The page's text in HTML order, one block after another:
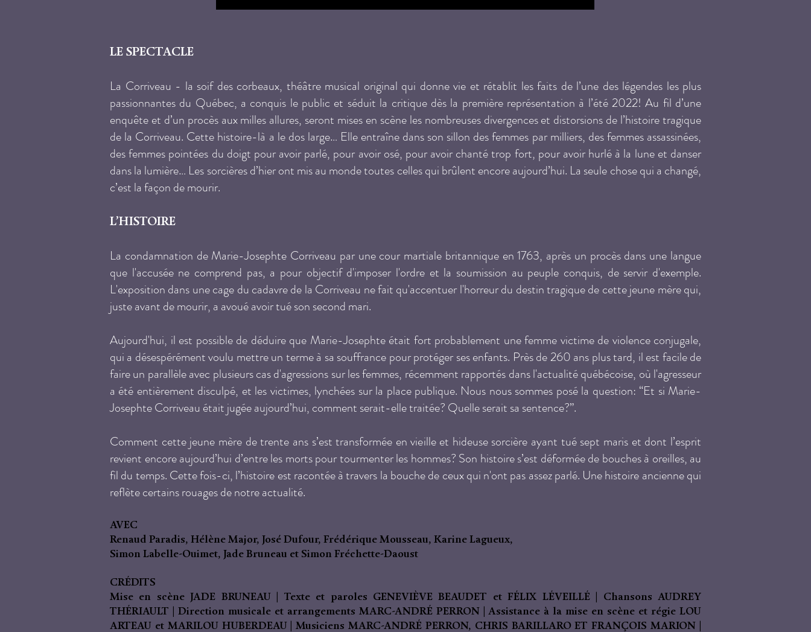
LE SPECTACLE
La Corriveau - la soif des corbeaux, théâtre musical original qui donne vie et rétablit les faits de l’une des légendes les plus
passionnantes du Québec, a conquis le public et séduit la critique dès la première représentation à l’été 2022! Au fil d’une
enquête et d’un procès aux milles allures, seront mises en scène les nombreuses divergences et distorsions de l’histoire tragique
de la Corriveau. Cette histoire-là a le dos large… Elle entraîne dans son sillon des femmes par milliers, des femmes assassinées,
des femmes pointées du doigt pour avoir parlé, pour avoir osé, pour avoir chanté trop fort, pour avoir hurlé à la lune et danser
dans la lumière… Les sorcières d’hier ont mis au monde toutes celles qui brûlent encore aujourd’hui. La seule chose qui a changé,
c’est la façon de mourir.
L’HISTOIRE
La condamnation de Marie-Josephte Corriveau par une cour martiale britannique en 1763, après un procès dans une langue
que l'accusée ne comprend pas, a pour objectif d'imposer l'ordre et la soumission au peuple conquis, de servir d'exemple.
L'exposition dans une cage du cadavre de la Corriveau ne fait qu'accentuer l'horreur du destin tragique de cette jeune mère qui,
juste avant de mourir, a avoué avoir tué son second mari.
Aujourd'hui, il est possible de déduire que Marie-Josephte était fort probablement une femme victime de violence conjugale,
qui a désespérément voulu mettre un terme à sa souffrance pour protéger ses enfants. Près de 260 ans plus tard, il est facile de
faire un parallèle avec plusieurs cas d'agressions sur les femmes, récemment rapportés dans l'actualité québécoise, où l'agresseur
a été entièrement disculpé, et les victimes, lynchées sur la place publique. Nous nous sommes posé la question: “Et si Marie-
Josephte Corriveau était jugée aujourd’hui, comment serait-elle traitée? Quelle serait sa sentence?”.
Comment cette jeune mère de trente ans s’est transformée en vieille et hideuse sorcière ayant tué sept maris et dont l’esprit
revient encore aujourd’hui d’entre les morts pour tourmenter les hommes? Son histoire s’est déformée de bouches à oreilles, au
fil du temps. Cette fois-ci, l’histoire est racontée à travers la bouche de ceux qui n'ont pas assez parlé. Une histoire ancienne qui
reflète certains rouages de notre actualité.
AVEC
Renaud Paradis, Hélène Major, José Dufour, Frédérique Mousseau, Karine Lagueux,
Simon Labelle-Ouimet, Jade Bruneau et Simon Fréchette-Daoust
CRÉDITS
Mise en scène JADE BRUNEAU | Texte et paroles GENEVIÈVE BEAUDET et FÉLIX LÉVEILLÉ | Chansons AUDREY
THÉRIAULT | Direction musicale et arrangements MARC-ANDRÉ PERRON | Assistance à la mise en scène et régie LOU
ARTEAU et MARILOU HUBERDEAU | Musiciens MARC-ANDRÉ PERRON, CHRIS BARILLARO ET FRANÇOIS MARION |